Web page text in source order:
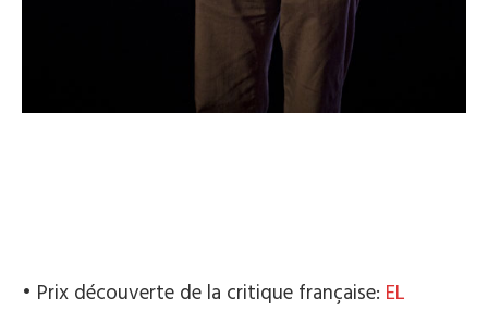
• Prix découverte de la critique française: EL